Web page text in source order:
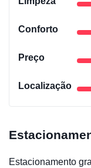
Conforto
Preço
Localização
Estacionamento